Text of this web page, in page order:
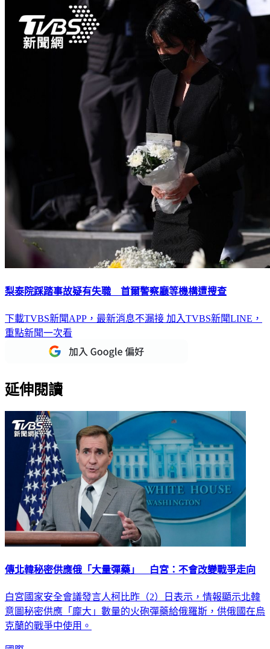
梨泰院踩踏事故疑有失職 首爾警察廳等機構遭搜查
下載TVBS新聞APP，最新消息不漏接 加入TVBS新聞LINE，
重點新聞一次看
延伸閱讀
傳北韓秘密供應俄「大量彈藥」 白宮：不會改變戰爭走向
白宮國家安全會議發言人柯比昨（2）日表示，情報顯示北韓
意圖秘密供應「龐大」數量的火砲彈藥給俄羅斯，供俄國在烏
克蘭的戰爭中使用。